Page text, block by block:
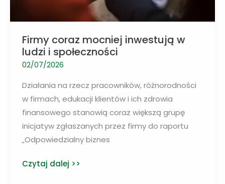
Firmy coraz mocniej inwestują w
ludzi i społeczności
02/07/2026
Działania na rzecz pracowników, różnorodności
w firmach, edukacji klientów i ich zdrowia
finansowego stanowią coraz większą grupę
inicjatyw zgłaszanych przez firmy do raportu
„Odpowiedzialny biznes
Firmy
Czytaj dalej >>